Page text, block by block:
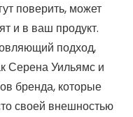
поверить, может
и в ваш продукт.
подход,
Серена Уильямс и
бренда, которые
своей внешностью